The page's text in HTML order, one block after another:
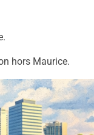
hors Maurice.